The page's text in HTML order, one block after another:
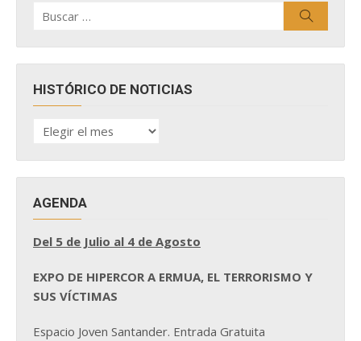
por:
HISTÓRICO DE NOTICIAS
HISTÓRICO
DE
AGENDA
Del 5 de Julio al 4 de Agosto
EXPO DE HIPERCOR A ERMUA, EL TERRORISMO Y
SUS VÍCTIMAS
Espacio Joven Santander. Entrada Gratuita